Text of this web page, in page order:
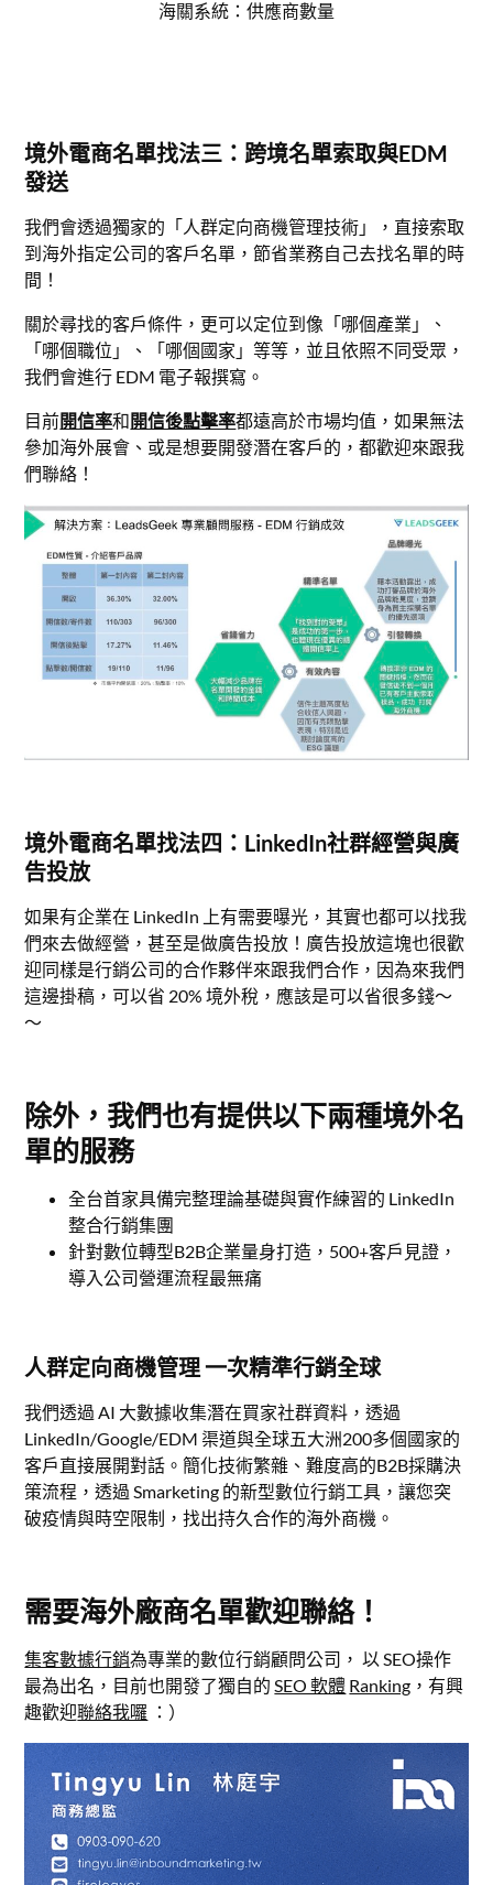
海關系統：供應商數量
境外電商名單找法三：跨境名單索取與EDM
發送
我們會透過獨家的「人群定向商機管理技術」，直接索取
到海外指定公司的客戶名單，節省業務自己去找名單的時
間！
關於尋找的客戶條件，更可以定位到像「哪個產業」、
「哪個職位」、「哪個國家」等等，並且依照不同受眾，
我們會進行 EDM 電子報撰寫。
目前開信率和 開信後點擊率都遠高於市場均值，如果無法
參加海外展會、或是想要開發潛在客戶的，都歡迎來跟我
們聯絡！
境外電商名單找法四：LinkedIn社群經營與廣
告投放
如果有企業在 LinkedIn 上有需要曝光，其實也都可以找我
們來去做經營，甚至是做廣告投放！廣告投放這塊也很歡
迎同樣是行銷公司的合作夥伴來跟我們合作，因為來我們
這邊掛稿，可以省 20% 境外稅，應該是可以省很多錢～
～
除外，我們也有提供以下兩種境外名
單的服務
全台首家具備完整理論基礎與實作練習的 LinkedIn
整合行銷集團
針對數位轉型B2B企業量身打造，500+客戶見證，
導入公司營運流程最無痛
人群定向商機管理 一次精準行銷全球
我們透過 AI 大數據收集潛在買家社群資料，透過
LinkedIn/Google/EDM 渠道與全球五大洲200多個國家的
客戶直接展開對話。簡化技術繁雜、難度高的B2B採購決
策流程，透過 Smarketing 的新型數位行銷工具，讓您突
破疫情與時空限制，找出持久合作的海外商機。
需要海外廠商名單歡迎聯絡！
集客數據行銷為專業的數位行銷顧問公司， 以 SEO操作
最為出名，目前也開發了獨自的SEO 軟體 Ranking ，有興
趣歡迎聯絡我囉 ：）